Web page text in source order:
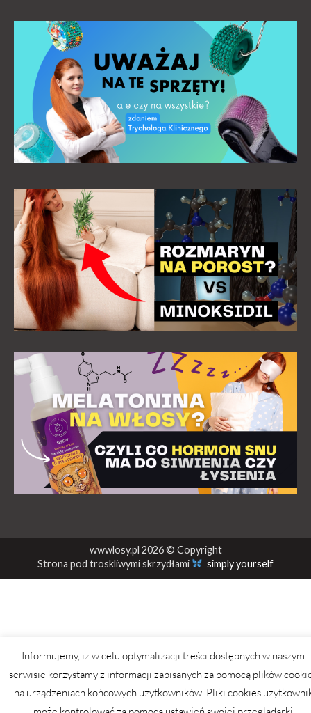
wwwlosy.pl 2026 © Copyright
Strona pod troskliwymi skrzydłami
simply yourself
Informujemy, iż w celu optymalizacji treści dostępnych w naszym
serwisie korzystamy z informacji zapisanych za pomocą plików
na urządzeniach końcowych użytkowników. Pliki cookies